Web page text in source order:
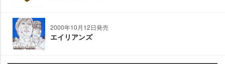
2000年10月12日発売
エイリアンズ